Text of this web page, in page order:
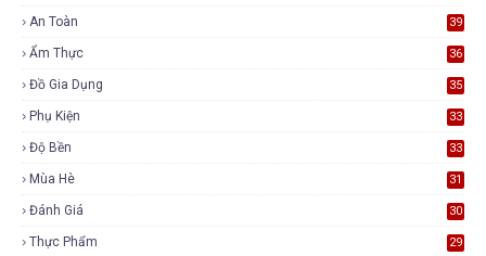
An Toàn 39
Ẩm Thực 36
Đồ Gia Dụng 35
Phụ Kiện 33
Độ Bền 33
Mùa Hè 31
Đánh Giá 30
Thực Phẩm 29